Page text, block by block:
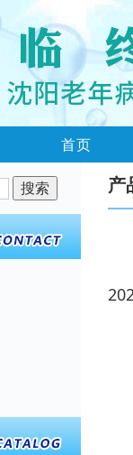
首页
产